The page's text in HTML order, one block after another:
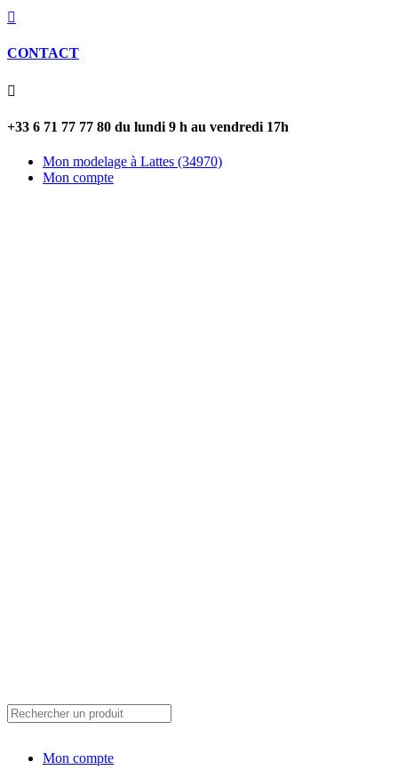

CONTACT

+33 6 71 77 77 80 du lundi 9 h au vendredi 17h
Mon modelage à Lattes (34970)
Mon compte
Mon compte